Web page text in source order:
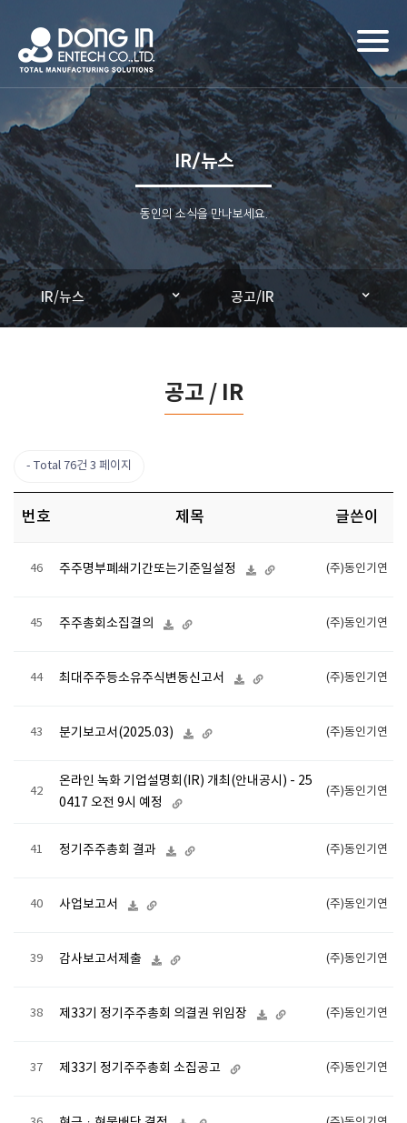
IR/뉴스
동인의 소식을 만나보세요.
IR/뉴스 공고/IR
공고 / IR
Total 76건 3 페이지
번호 제목 글쓴이
46 주주명부폐쇄기간또는기준일설정 (주)동인기연
45 주주총회소집결의 (주)동인기연
44 최대주주등소유주식변동신고서 (주)동인기연
43 분기보고서(2025.03) (주)동인기연
42
온라인 녹화 기업설명회(IR) 개최(안내공시) - 25
0417 오전 9시 예정
(주)동인기연
41 정기주주총회 결과 (주)동인기연
40 사업보고서 (주)동인기연
39 감사보고서제출 (주)동인기연
38 제33기 정기주주총회 의결권 위임장 (주)동인기연
37 제33기 정기주주총회 소집공고 (주)동인기연